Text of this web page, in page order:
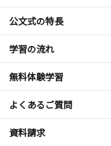
公文式の特長
学習の流れ
無料体験学習
よくあるご質問
資料請求